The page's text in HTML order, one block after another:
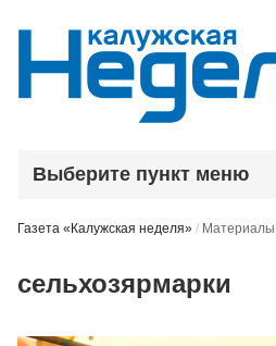
Выберите пункт меню
Газета «Калужская неделя» / Материалы
сельхозярмарки